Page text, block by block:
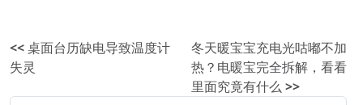
<<桌面台历缺电导致温度计
失灵
冬天暖宝宝充电光咕嘟不加
热？电暖宝完全拆解，看看
里面究竟有什么>>